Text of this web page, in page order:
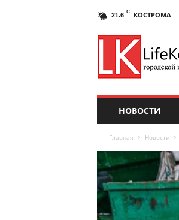
21.6 C КОСТРОМА
НОВОСТИ
Главная Новости